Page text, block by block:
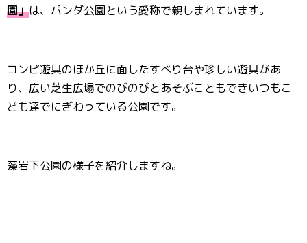
園」は、パンダ公園という愛称で親しまれています。
コンビ遊具のほか丘に面したすべり台や珍しい遊具があ
り、広い芝生広場でのびのびとあそぶこともできいつもこ
ども達でにぎわっている公園です。
藻岩下公園の様子を紹介しますね。